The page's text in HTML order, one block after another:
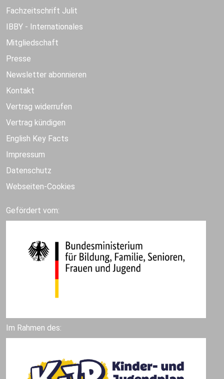
Fachzeitschrift Julit
IBBY - Internationales
Mitgliedschaft
Presse
Newsletter abonnieren
Kontakt
Vertrag widerrufen
Vertrag kündigen
English Key Facts
Impressum
Datenschutz
Webseiten-Cookies
Gefördert vom:
Im Rahmen des: